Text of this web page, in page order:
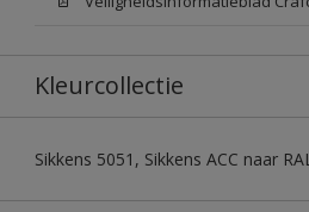
Kleurcollectie
Sikkens 5051, Sikkens ACC naar RAL